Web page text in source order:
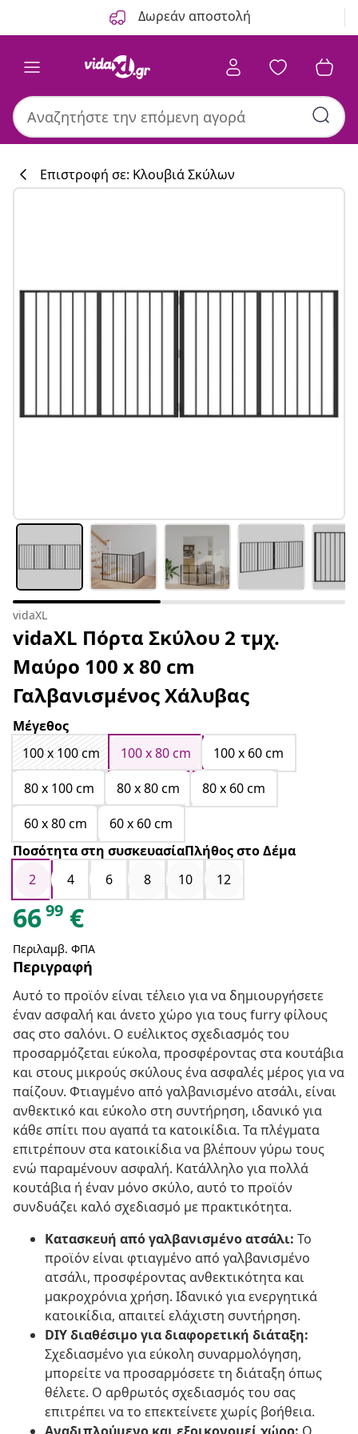
Δωρεάν αποστολή
Επιστροφή σε: Κλουβιά Σκύλων
vidaXL
vidaXL Πόρτα Σκύλου 2 τμχ.
Μαύρο 100 x 80 cm
Γαλβανισμένος Χάλυβας
Μέγεθος
100 x 100 cm
100 x 80 cm
100 x 60 cm
80 x 100 cm
80 x 80 cm
80 x 60 cm
60 x 80 cm
60 x 60 cm
Ποσότητα στη συσκευασίαΠλήθος στο Δέμα
2
4 6 8 10 12
6699 €
Περιλαμβ. ΦΠΑ
Περιγραφή
Αυτό το προϊόν είναι τέλειο για να δημιουργήσετε
έναν ασφαλή και άνετο χώρο για τους furry φίλους
σας στο σαλόνι. Ο ευέλικτος σχεδιασμός του
προσαρμόζεται εύκολα, προσφέροντας στα κουτάβια
και στους μικρούς σκύλους ένα ασφαλές μέρος για να
παίζουν. Φτιαγμένο από γαλβανισμένο ατσάλι, είναι
ανθεκτικό και εύκολο στη συντήρηση, ιδανικό για
κάθε σπίτι που αγαπά τα κατοικίδια. Τα πλέγματα
επιτρέπουν στα κατοικίδια να βλέπουν γύρω τους
ενώ παραμένουν ασφαλή. Κατάλληλο για πολλά
κουτάβια ή έναν μόνο σκύλο, αυτό το προϊόν
συνδυάζει καλό σχεδιασμό με πρακτικότητα.
Κατασκευή από γαλβανισμένο ατσάλι: Το
προϊόν είναι φτιαγμένο από γαλβανισμένο
ατσάλι, προσφέροντας ανθεκτικότητα και
μακροχρόνια χρήση. Ιδανικό για ενεργητικά
κατοικίδια, απαιτεί ελάχιστη συντήρηση.
DIY διαθέσιμο για διαφορετική διάταξη:
Σχεδιασμένο για εύκολη συναρμολόγηση,
μπορείτε να προσαρμόσετε τη διάταξη όπως
θέλετε. Ο αρθρωτός σχεδιασμός του σας
επιτρέπει να το επεκτείνετε χωρίς βοήθεια.